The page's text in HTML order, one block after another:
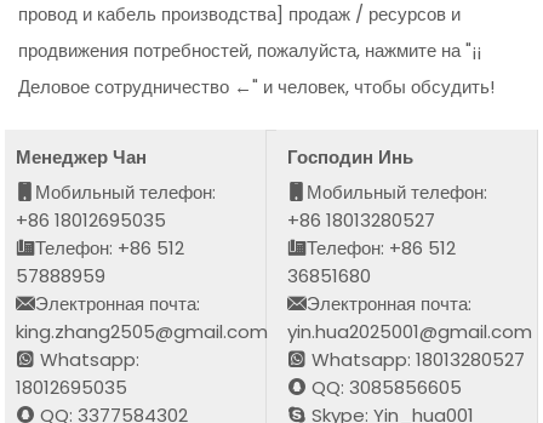
провод и кабель производства] продаж / ресурсов и
продвижения потребностей, пожалуйста, нажмите на "¡¡
Деловое сотрудничество ←" и человек, чтобы обсудить!
Менеджер Чан
Мобильный телефон:
+86 18012695035
Телефон: +86 512
57888959
Электронная почта:
king.zhang2505@gmail.com
Whatsapp:
18012695035
QQ: 3377584302
Господин Инь
Мобильный телефон:
+86 18013280527
Телефон: +86 512
36851680
Электронная почта:
yin.hua2025001@gmail.com
Whatsapp: 18013280527
QQ: 3085856605
Skype: Yin_hua001